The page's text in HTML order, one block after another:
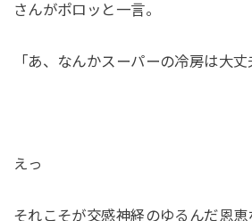
さんがポロッと一言。
「あ、なんかスーパーの冷房は大丈
えっ
それこそが交感神経のゆるんだ恩恵